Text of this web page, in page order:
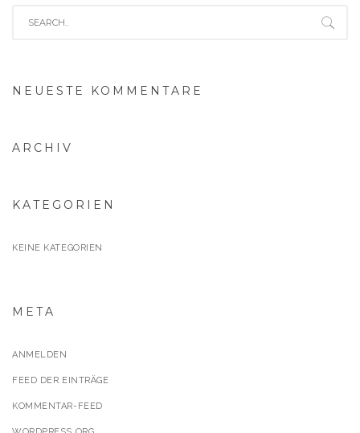
NEUESTE KOMMENTARE
ARCHIV
KATEGORIEN
KEINE KATEGORIEN
META
ANMELDEN
FEED DER EINTRÄGE
KOMMENTAR-FEED